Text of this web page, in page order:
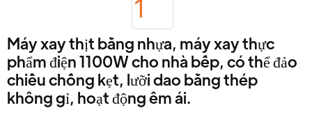
Máy xay thịt bằng nhựa, máy xay thực
phẩm điện 1100W cho nhà bếp, có thể đảo
chiều chống kẹt, lưỡi dao bằng thép
không gỉ, hoạt động êm ái.